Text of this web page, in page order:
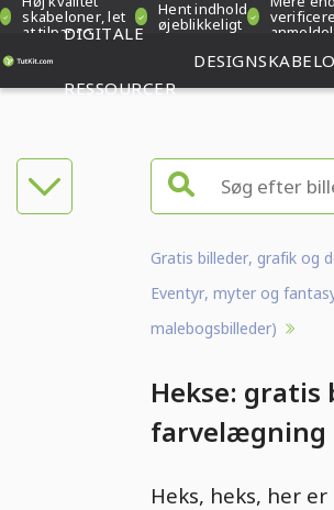
skabeloner, let
at tilpasse
Hent indhold
øjeblikkeligt
DIGITALE
RESSOURCER
Gratis billeder, grafik og
Eventyr, myter og
malebogsbilleder)
Hekse:
farvelægning
Heks, heks, her er